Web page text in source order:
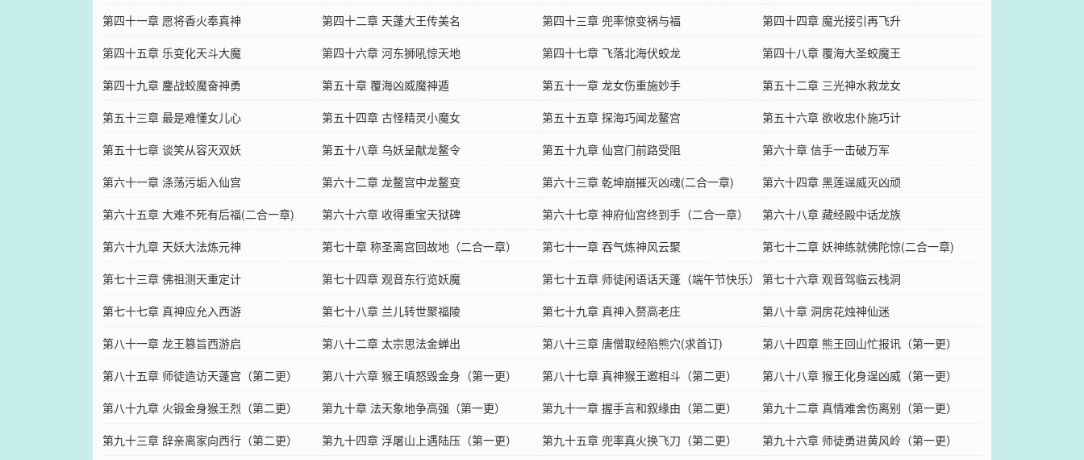
第四十一章 愿将香火奉真神
第四十二章 天蓬大王传美名 第四十三章 兜率惊变祸与福
第四十四章 魔光接引再飞升
第四十五章 乐变化天斗大魔
第四十六章 河东狮吼惊天地 第四十七章 飞落北海伏蛟龙
第四十八章 覆海大圣蛟魔王
第四十九章 鏖战蛟魔奋神勇
第五十章 覆海凶威魔神遁 第五十一章 龙女伤重施妙手
第五十二章 三光神水救龙女
第五十三章 最是难懂女儿心
第五十四章 古怪精灵小魔女 第五十五章 探海巧闻龙鳌宫
第五十六章 欲收忠仆施巧计
第五十七章 谈笑从容灭双妖
第五十八章 乌妖呈献龙鳌令 第五十九章 仙宫门前路受阻
第六十章 信手一击破万军
第六十一章 涤荡污垢入仙宫
第六十二章 龙鳌宫中龙鳌变 第六十三章 乾坤崩摧灭凶魂(二合一章)
第六十四章 黑莲逞威灭凶顽
第六十五章 大难不死有后福(二合一章)
第六十六章 收得重宝天狱碑 第六十七章 神府仙宫终到手（二合一章）
第六十八章 藏经殿中话龙族
第六十九章 天妖大法炼元神
第七十章 称圣离宫回故地（二合一章） 第七十一章 吞气炼神风云聚
第七十二章 妖神练就佛陀惊(二合一章)
第七十三章 佛祖测天重定计
第七十四章 观音东行览妖魔 第七十五章 师徒闲语话天蓬（端午节快乐） 第七十六章 观音驾临云栈洞
第七十七章 真神应允入西游
第七十八章 兰儿转世聚福陵 第七十九章 真神入赘高老庄
第八十章 洞房花烛神仙迷
第八十一章 龙王篡旨西游启
第八十二章 太宗思法金蝉出 第八十三章 唐僧取经陷熊穴(求首订)
第八十四章 熊王回山忙报讯（第一更）
第八十五章 师徒造访天蓬宫（第二更）
第八十六章 猴王嗔怒毁金身（第一更） 第八十七章 真神猴王邀相斗（第二更）
第八十八章 猴王化身逞凶威（第一更）
第八十九章 火锻金身猴王烈（第二更）
第九十章 法天象地争高强（第一更） 第九十一章 握手言和叙缘由（第二更）
第九十二章 真情难舍伤离别（第一更）
第九十三章 辞亲离家向西行（第二更）
第九十四章 浮屠山上遇陆压（第一更） 第九十五章 兜率真火换飞刀（第二更） 第九十六章 师徒勇进黄风岭（第一更）